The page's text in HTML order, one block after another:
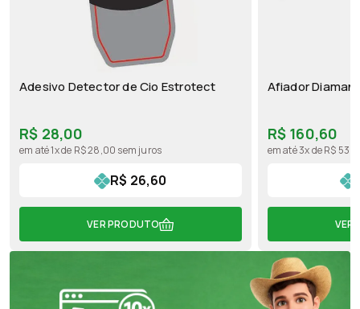
Adesivo Detector de Cio Estrotect
R$ 28,00
R$ 26,60
em até 1x de R$ 28,00 sem juros
VER PRODUTO
Afiador
R$ 160,60
em até 3x de R$
VER